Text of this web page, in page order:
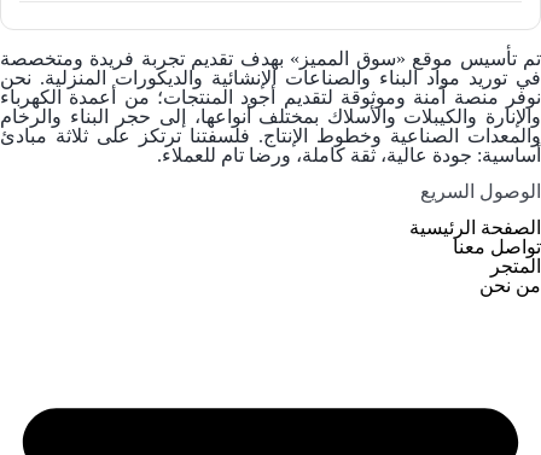
تم تأسيس موقع «سوق المميز» بهدف تقديم تجربة فريدة ومتخصصة
في توريد مواد البناء والصناعات الإنشائية والديكورات المنزلية. نحن
نوفر منصة آمنة وموثوقة لتقديم أجود المنتجات؛ من
أعمدة الكهرباء
والإنارة و الكيبلات والأسلاك بمختلف أنواعها، إلى حجر البناء والرخام
والمعدات الصناعية وخطوط الإنتاج. فلسفتنا ترتكز على ثلاثة مبادئ
أساسية: جودة عالية، ثقة كاملة، ورضا تام للعملاء.
الوصول السریع
الصفحة الرئيسية
تواصل معنا
المتجر
من نحن